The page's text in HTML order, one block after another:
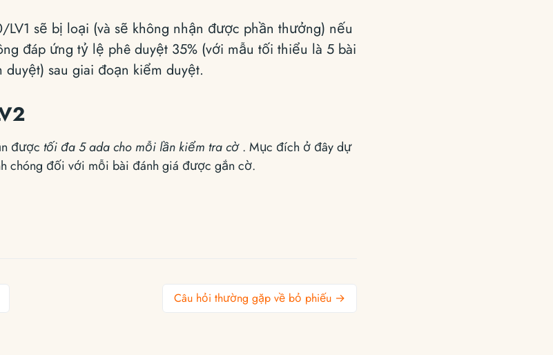
LV1 sẽ bị loại (và sẽ không nhận được phần thưởng) nếu
đáp ứng tỷ lệ phê duyệt 35% (với mẫu tối thiểu là 5 bài
sau giai đoạn kiểm duyệt.
được tối đa 5 ada cho mỗi lần kiểm tra cờ. Mục đích ở đây dự
chóng đối với mỗi bài đánh giá được gắn cờ.
Câu hỏi thường gặp về bỏ phiếu →